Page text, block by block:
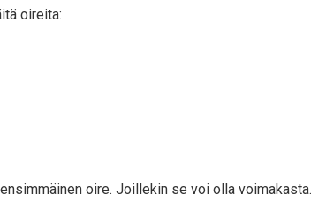
oireita:
oire. Joillekin se voi olla